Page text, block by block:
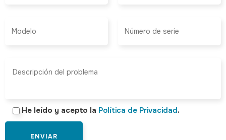
He leído y acepto la Política de Privacidad.